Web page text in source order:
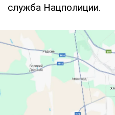
служба Нацполиции.